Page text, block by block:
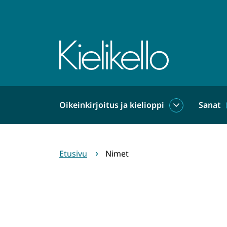
Etusivu
Oikeinkirjoitus ja kielioppi Sanat
Etusivu Nimet